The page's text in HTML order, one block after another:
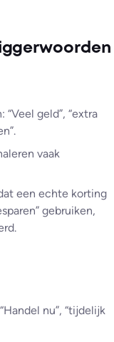
geld”, “extra
vaak
een echte korting
gebruiken,
nu”, “tijdelijk